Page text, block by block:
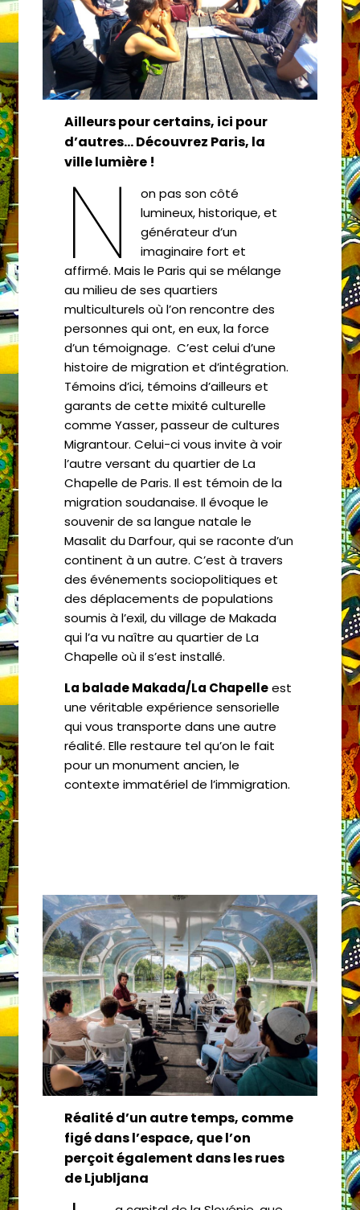
Ailleurs pour certains, ici pour
d’autres… Découvrez Paris, la
ville lumière !
N
on pas son côté
lumineux, historique, et
générateur d’un
imaginaire fort et
affirmé. Mais le Paris qui se mélange
au milieu de ses quartiers
multiculturels où l’on rencontre des
personnes qui ont, en eux, la force
d’un témoignage. C’est celui d’une
histoire de migration et d’intégration.
Témoins d’ici, témoins d’ailleurs et
garants de cette mixité culturelle
comme Yasser, passeur de cultures
Migrantour. Celui-ci vous invite à voir
l’autre versant du quartier de La
Chapelle de Paris. Il est témoin de la
migration soudanaise. Il évoque le
souvenir de sa langue natale le
Masalit du Darfour, qui se raconte d’un
continent à un autre. C’est à travers
des événements sociopolitiques et
des déplacements de populations
soumis à l’exil, du village de Makada
qui l’a vu naître au quartier de La
Chapelle où il s’est installé.
La balade Makada/La Chapelleest
une véritable expérience sensorielle
qui vous transporte dans une autre
réalité. Elle restaure tel qu’on le fait
pour un monument ancien, le
contexte immatériel de l’immigration.
Réalité d’un autre temps, comme
figé dans l’espace, que l’on
perçoit également dans les rues
de Ljubljana